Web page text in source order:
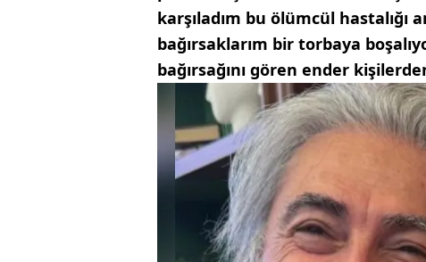
karşıladım bu ölümcül hastalığı
bağırsaklarım bir torbaya
bağırsağını gören ender